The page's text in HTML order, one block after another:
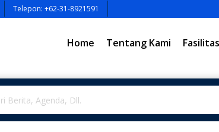
Telepon: +62-31-8921591
Home Tentang Kami Fasilitas